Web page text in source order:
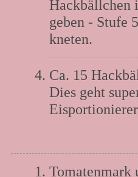
Hackbällchen
geben - Stufe
kneten.
Ca. 15
Dies geht
Tomatenmark